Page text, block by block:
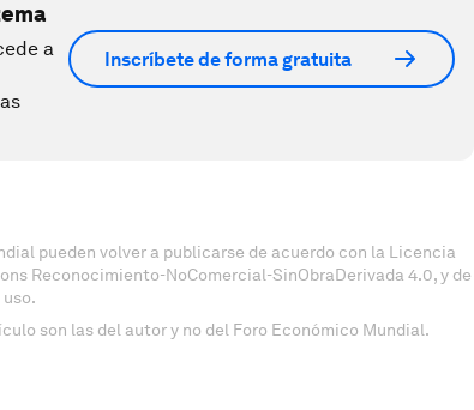
a
Inscríbete de forma gratuita
pueden volver a publicarse de acuerdo con la Licencia
Reconocimiento-NoComercial-SinObraDerivada 4.0, y de
son las del autor y no del Foro Económico Mundial.